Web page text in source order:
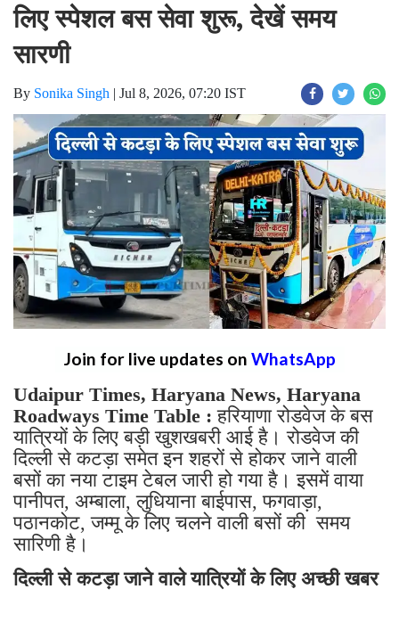
लिए स्पेशल बस सेवा शुरू, देखें समय
सारणी
By Sonika Singh | Jul 8, 2026, 07:20 IST
Join for live updates on WhatsApp
Udaipur Times, Haryana News, Haryana
Roadways Time Table :हरियाणा रोडवेज के बस
यात्रियों के लिए बड़ी खुशखबरी आई है। रोडवेज की
दिल्ली से कटड़ा समेत इन शहरों से होकर जाने वाली
बसों का नया टाइम टेबल जारी हो गया है। इसमें वाया
पानीपत, अम्बाला, लुधियाना बाईपास, फगवाड़ा,
पठानकोट, जम्मू के लिए चलने वाली बसों की समय
सारिणी है।
दिल्ली से कटड़ा जाने वाले यात्रियों के लिए अच्छी खबर